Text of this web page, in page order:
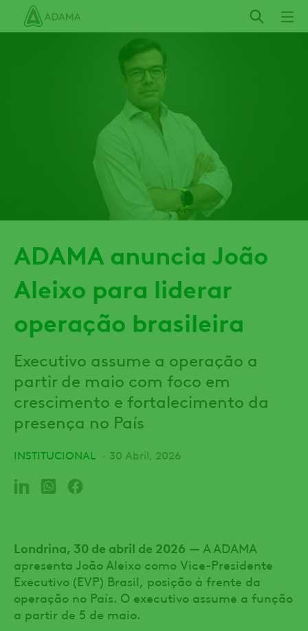
ADAMA anuncia João
Aleixo para liderar
operação brasileira
Executivo assume a operação a
partir de maio com foco em
crescimento e fortalecimento da
presença no País
INSTITUCIONAL 30 Abril, 2026
Londrina, 30 de abril de 2026 — A ADAMA
apresenta João Aleixo como Vice-Presidente
Executivo (EVP) Brasil, posição à frente da
operação no País. O executivo assume a função
a partir de 5 de maio.